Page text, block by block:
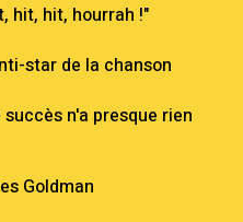
hit, hit, hourrah !"
star de la chanson
n'a presque rien
Goldman